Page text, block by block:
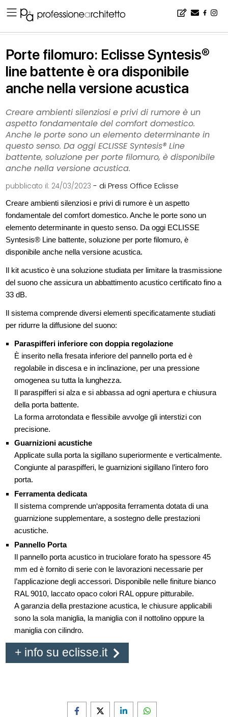
Porte filomuro: Eclisse Syntesis®
line battente è ora disponibile
anche nella versione acustica
Creare ambienti silenziosi e privi di rumore è un
aspetto fondamentale del comfort domestico.
Anche le porte sono un elemento determinante in
questo senso. Da oggi ECLISSE Syntesis® Line
battente, soluzione per porte filomuro, è disponibile
anche nella versione acustica.
pubblicato il: 24/03/2023 - di Press Office Eclisse
Creare ambienti silenziosi e privi di rumore è un aspetto
fondamentale del comfort domestico. Anche le porte sono un
elemento determinante in questo senso. Da oggi ECLISSE
Syntesis® Line battente, soluzione per porte filomuro, è
disponibile anche nella versione acustica.
Il kit acustico è una soluzione studiata per limitare la trasmissione
del suono che assicura un abbattimento acustico certificato fino a
33 dB.
Il sistema comprende diversi elementi specificatamente studiati
per ridurre la diffusione del suono:
Paraspifferi inferiore con doppia regolazione
È inserito nella fresata inferiore del pannello porta ed è
regolabile in discesa e in inclinazione, per una pressione
omogenea su tutta la lunghezza.
Il paraspifferi si alza e si abbassa ad ogni apertura e chiusura
della porta battente.
La forma arrotondata e flessibile avvolge gli interstizi con
precisione.
Guarnizioni acustiche
Applicate sulla porta la sigillano superiormente e verticalmente.
Congiunte al paraspifferi, le guarnizioni sigillano l’intero foro
porta.
Ferramenta dedicata
Il sistema comprende un‘apposita ferramenta dotata di una
guarnizione supplementare, a sostegno delle prestazioni
acustiche.
Pannello Porta
Il pannello porta acustico in truciolare forato ha spessore 45
mm ed è fornito di serie con le lavorazioni necessarie per
l’applicazione degli accessori. Disponibile nelle finiture bianco
RAL 9010, laccato opaco colori RAL oppure pitturabile.
A garanzia della prestazione acustica, le chiusure applicabili
sono la sola maniglia, la maniglia con il nottolino oppure la
maniglia con cilindro.
+ info su eclisse.it